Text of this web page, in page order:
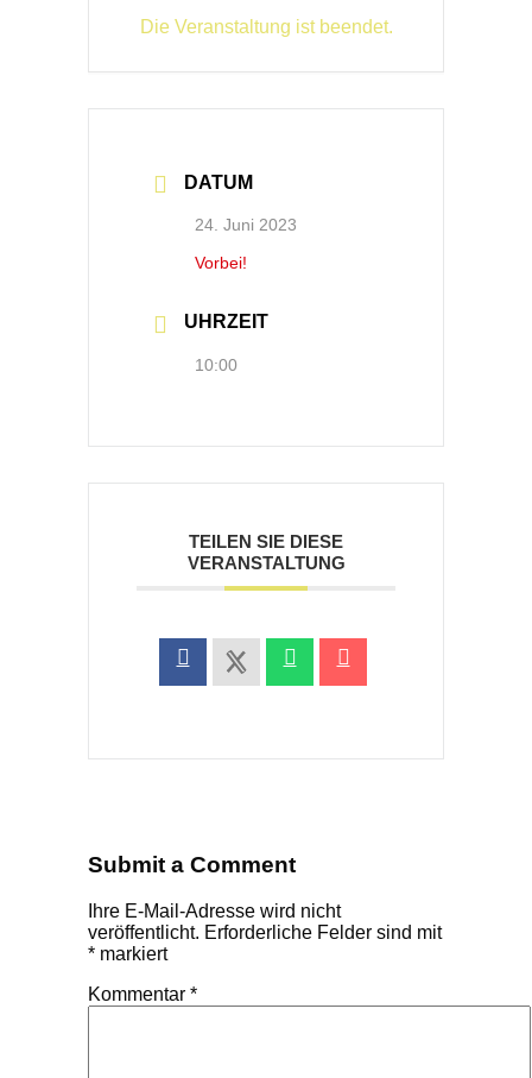
Die Veranstaltung ist beendet.
DATUM
24. Juni 2023
Vorbei!
UHRZEIT
10:00
TEILEN SIE DIESE
VERANSTALTUNG
Submit a Comment
Ihre E-Mail-Adresse wird nicht
veröffentlicht. Erforderliche Felder sind mit
* markiert
Kommentar *